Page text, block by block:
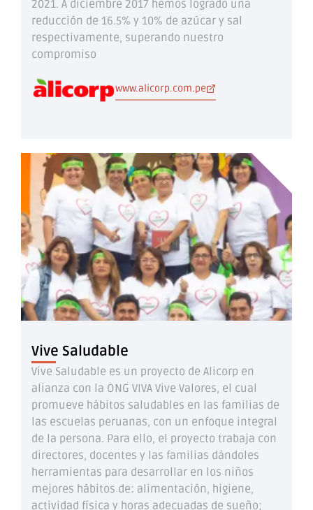
2021. A diciembre 2017 hemos logrado una
reducción de 16.5% y 10% de azúcar y sal
respectivamente, superando nuestro
compromiso
www.alicorp.com.pe
Vive Saludable
Vive Saludable es un proyecto de Alicorp en
alianza con la ONG VIVA Vive Valores, el cual
promueve hábitos saludables en las familias de
las escuelas peruanas, con un enfoque integral
de la persona. Para ello, el proyecto trabaja con
directores, docentes y las familias dándoles
herramientas para desarrollar en los niños
mejores hábitos de: alimentación, higiene,
actividad física y horas adecuadas de sueño;